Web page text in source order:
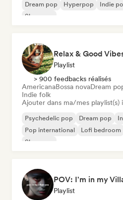
Dream pop
Hyperpop Indie
Shoegaze
Relax & Good
Playlist
> 900 feedbacks réalisés
AmericanaBossa novaDream
Indie folk
Ajouter dans ma/mes playlist(s)
Psychedelic pop Dream pop
Pop international
Lofi bedroom
Shoegaze
POV: I'm in my
Playlist